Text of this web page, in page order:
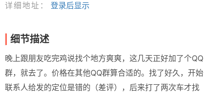
详细地址：
登录后显示
细节描述
晚上跟朋友吃完鸡说找个地方爽爽，这几天正好加了个QQ
群，就去了。价格在其他QQ群算合适的。找了好久，开始
联系人给发的定位是错的（差评），后来打了两次车才找